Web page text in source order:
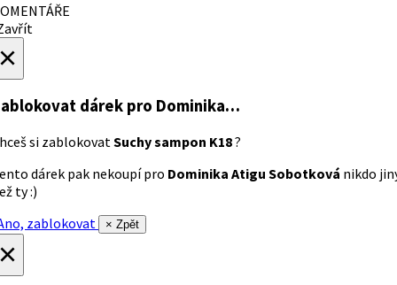
dárek pro Dominika…
si zablokovatSuchy sampon K18?
dárek pak nekoupí pro Dominika Atigu Sobotková nikdo
ty :)
zablokovat
× Zpět